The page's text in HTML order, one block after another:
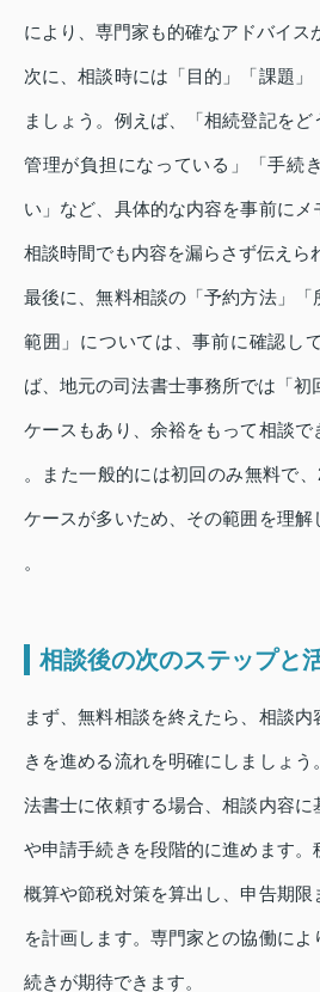
により、専門家も的確なアドバイス
次に、相談時には「目的」「課題」
ましょう。例えば、「相続登記を
管理が負担になっている」「手続
い」など、具体的な内容を事前にメ
相談時間でも内容を漏らさず伝えら
最後に、無料相談の「予約方法」「
範囲」については、事前に確認し
ば、地元の司法書士事務所では「初
ケースもあり、余裕をもって相談で
。また一般的には初回のみ無料で
ケースが多いため、その範囲を理解
。
相談後の次のステップと
まず、無料相談を終えたら、相談
きを進める流れを明確にしましょう
法書士に依頼する場合、相談内容
や申請手続きを段階的に進めます
概算や節税対策を算出し、申告期
を計画します。専門家との協働に
続きが期待できます。